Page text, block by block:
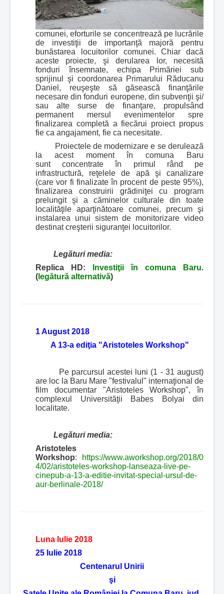
comunei, eforturile se concentrează pe lucrările
de investiţii de importanţă majoră pentru
bunăstarea locuitorilor comunei. Chiar dacă
aceste proiecte, şi derularea lor, necesită
fonduri însemnate, echipa Primăriei sub
sprijinul şi coordonarea Primarului Răducanu
Daniel, reuşeşte să găsească finanţările
necesare din fonduri europene, din subvenţii şi/
sau alte surse de finanţare, propulsând
permanent mersul evenimentelor spre
finalizarea completă a fiecărui proiect propus
fie ca angajament, fie ca necesitate.
Proiectele de modernizare e se derulează
la acest moment în comuna Baru
sunt concentrate în primul rând pe
infrastructură, reţelele de apă şi canalizare
(care vor fi finalizate în procent de peste 95%),
finalizarea construirii grădiniţei cu program
prelungit şi a căminelor culturale din toate
localităţile aparţinătoare comunei, precum şi
instalarea unui sistem de monitorizare video
destinat creşterii siguranţei locuitorilor.
Legături media:
Replica HD:
Investiţii în comuna Baru.
( legătură alternativă)
1 August 2018
A 13-a ediţia "Aristoteles Workshop"
Pe parcursul acestei luni (1 - 31 august)
are loc la Baru Mare "festivalul" internaţional de
film documentar "Aristoteles Workshop", în
complexul Universităţii Babes Bolyai din
localitate.
Legături media:
Aristoteles
Workshop:
https://www.aworkshop.org/2018/0
4/02/aristoteles-workshop-lanseaza-live-pe-
cinepub-a-13-a-editie-invitat-special-ursul-de-
aur-berlinale-2018/
Luna Iulie 2018
25 Iulie 2018
Centenarul Unirii
şi